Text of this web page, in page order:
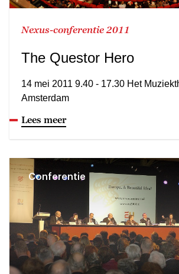
Nexus-conferentie 2011
The Questor Hero
14 mei 2011 9.40 - 17.30 Het
Amsterdam
Lees meer
Conferentie